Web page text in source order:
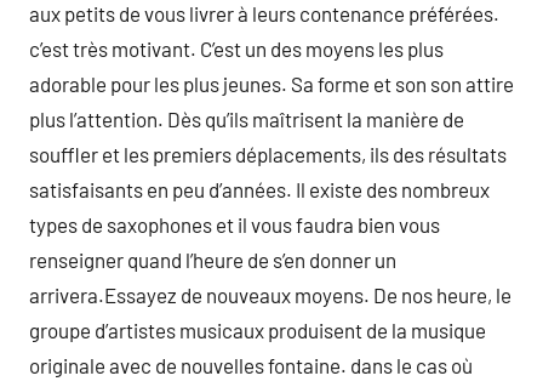
aux petits de vous livrer à leurs contenance préférées.
c’est très motivant. C’est un des moyens les plus
adorable pour les plus jeunes. Sa forme et son son attire
plus l’attention. Dès qu’ils maîtrisent la manière de
souffler et les premiers déplacements, ils des résultats
satisfaisants en peu d’années. Il existe des nombreux
types de saxophones et il vous faudra bien vous
renseigner quand l’heure de s’en donner un
arrivera.Essayez de nouveaux moyens. De nos heure, le
groupe d’artistes musicaux produisent de la musique
originale avec de nouvelles fontaine. dans le cas où